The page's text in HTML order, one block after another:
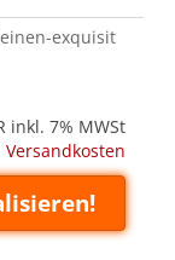
exquisit
inkl. 7% MWSt
Versandkosten